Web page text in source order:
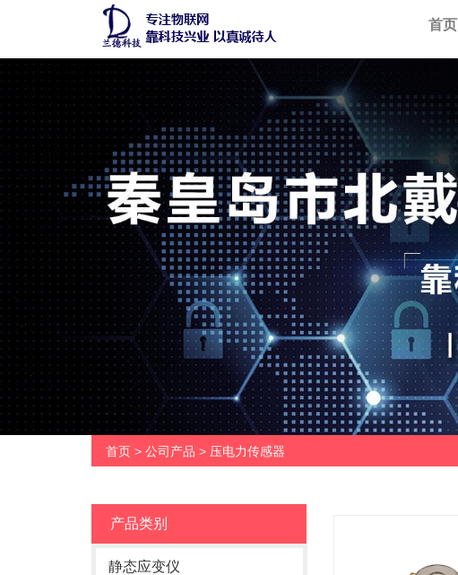
首页
首页 > 公司产品 > 压电力传感器
产品类别
静态应变仪